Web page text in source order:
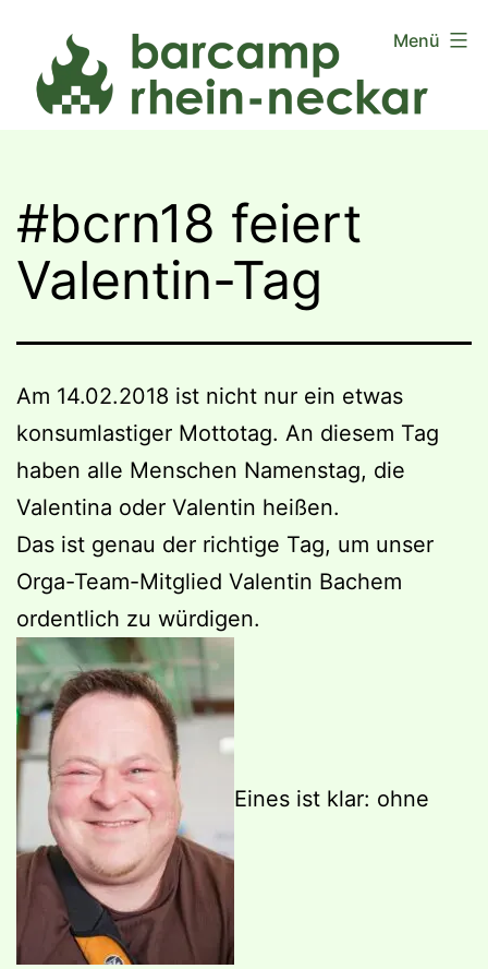
Inhalt
springen
Menü
#bcrn18 feiert
Valentin-Tag
Am 14.02.2018 ist nicht nur ein etwas
konsumlastiger Mottotag. An diesem Tag
haben alle Menschen Namenstag, die
Valentina oder Valentin heißen.
Das ist genau der richtige Tag, um unser
Orga-Team-Mitglied Valentin Bachem
ordentlich zu würdigen.
Eines ist klar: ohne